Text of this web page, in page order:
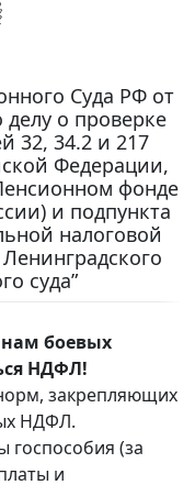
Суда РФ от
делу о проверке
32, 34.2 и 217
Федерации,
фонде
и подпункта
налоговой
суда”
боевых
НДФЛ!
закрепляющих
НДФЛ.
госпособия (за
и